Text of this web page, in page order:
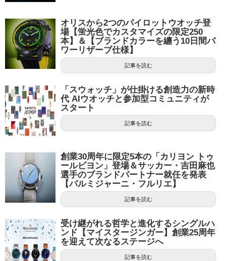
オリスから2つのパイロットウオッチ登
場【蛍光色でカスタマイズの限定250
本】＆【ブランドカラーを纏う10日間パ
ワーリザーブ仕様】
記事を読む
「スウォッチ」が仕掛ける創造力の新時
代 AIウオッチと参加型コミュニティが
スタート
記事を読む
創業30周年に限定5本の「カリヨン トゥ
ールビヨン」登場＆サッカー・吉田麻也
選手のブランドパートナー就任を発表
【パルミジャーニ・フルリエ】
記事を読む
受け継がれる哲学と進化するシングルハ
ンド【マイスタージンガー】創業25周年
を迎えて次なるステージへ
記事を読む